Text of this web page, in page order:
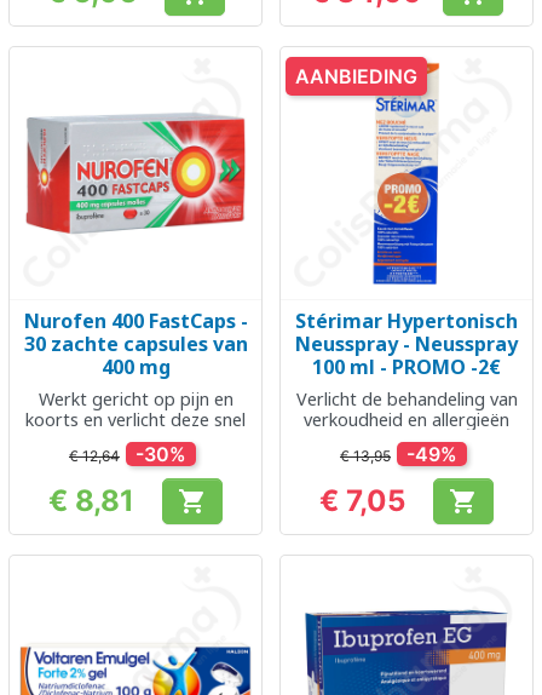
Prijs Prijs
Nurofen 400 FastCaps -
30 zachte capsules van
400 mg
Werkt gericht op pijn en
koorts en verlicht deze snel
€ 12,64 -30%
Prijs
€ 8,81 
Stérimar Hypertonisch
Neusspray - Neusspray
100 ml - PROMO -2€
Verlicht de behandeling van
verkoudheid en allergieën
€ 13,95 -49%
Prijs
€ 7,05 
AANBIEDING